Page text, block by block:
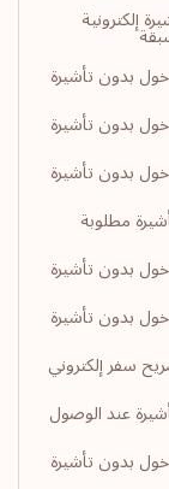
إلكترونية
بدون تأشيرة
بدون تأشيرة
بدون تأشيرة
مطلوبة
بدون تأشيرة
بدون تأشيرة
سفر إلكتروني
عند الوصول
بدون تأشيرة